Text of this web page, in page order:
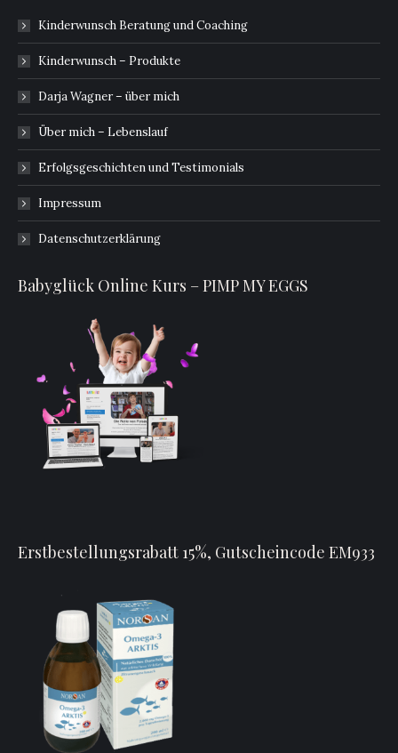
Kinderwunsch Beratung und Coaching
Kinderwunsch – Produkte
Darja Wagner – über mich
Über mich – Lebenslauf
Erfolgsgeschichten und Testimonials
Impressum
Datenschutzerklärung
Babyglück Online Kurs – PIMP MY EGGS
Erstbestellungsrabatt 15%, Gutscheincode EM933